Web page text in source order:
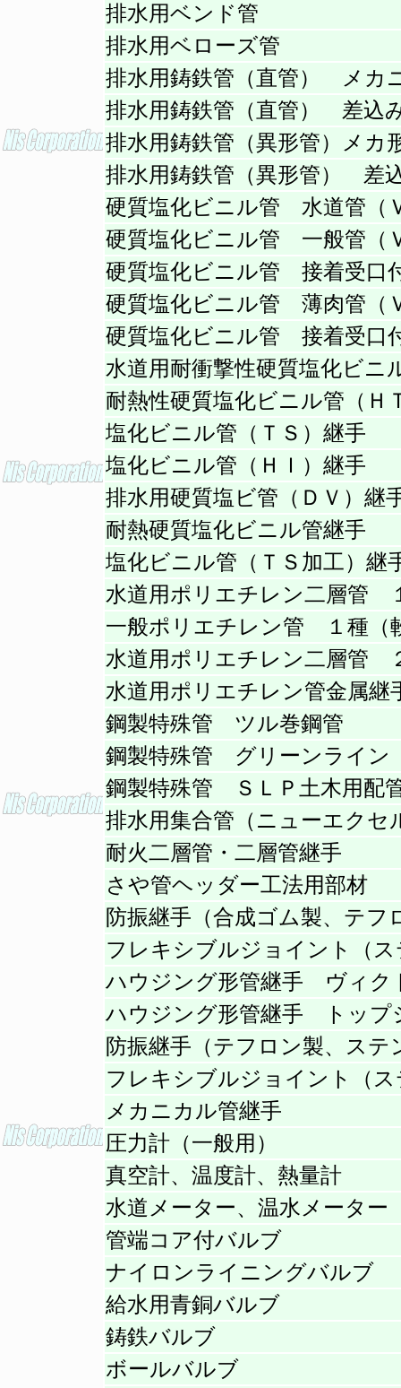
排水用ベンド管
排水用ベローズ管
排水用鋳鉄管（直管） メカ
排水用鋳鉄管（直管） 差込
排水用鋳鉄管（異形管）メカ
排水用鋳鉄管（異形管） 差
硬質塩化ビニル管 水道管（
硬質塩化ビニル管 一般管（
硬質塩化ビニル管 接着受口
硬質塩化ビニル管 薄肉管（
硬質塩化ビニル管 接着受口
水道用耐衝撃性硬質塩化ビニ
耐熱性硬質塩化ビニル管（Ｈ
塩化ビニル管（ＴＳ）継手
塩化ビニル管（ＨＩ）継手
排水用硬質塩ビ管（ＤＶ）継
耐熱硬質塩化ビニル管継手
塩化ビニル管（ＴＳ加工）継
水道用ポリエチレン二層管
一般ポリエチレン管 １種（
水道用ポリエチレン二層管
水道用ポリエチレン管金属継
鋼製特殊管 ツル巻鋼管
鋼製特殊管 グリーンライン
鋼製特殊管 ＳＬＰ土木用配
排水用集合管（ニューエクセ
耐火二層管・二層管継手
さや管ヘッダー工法用部材
防振継手（合成ゴム製、テフ
フレキシブルジョイント（
ハウジング形管継手 ヴィク
ハウジング形管継手 トップ
防振継手（テフロン製、ス
フレキシブルジョイント（
メカニカル管継手
圧力計（一般用）
真空計、温度計、熱量計
水道メーター、温水メーター
管端コア付バルブ
ナイロンライニングバルブ
給水用青銅バルブ
鋳鉄バルブ
ボールバルブ